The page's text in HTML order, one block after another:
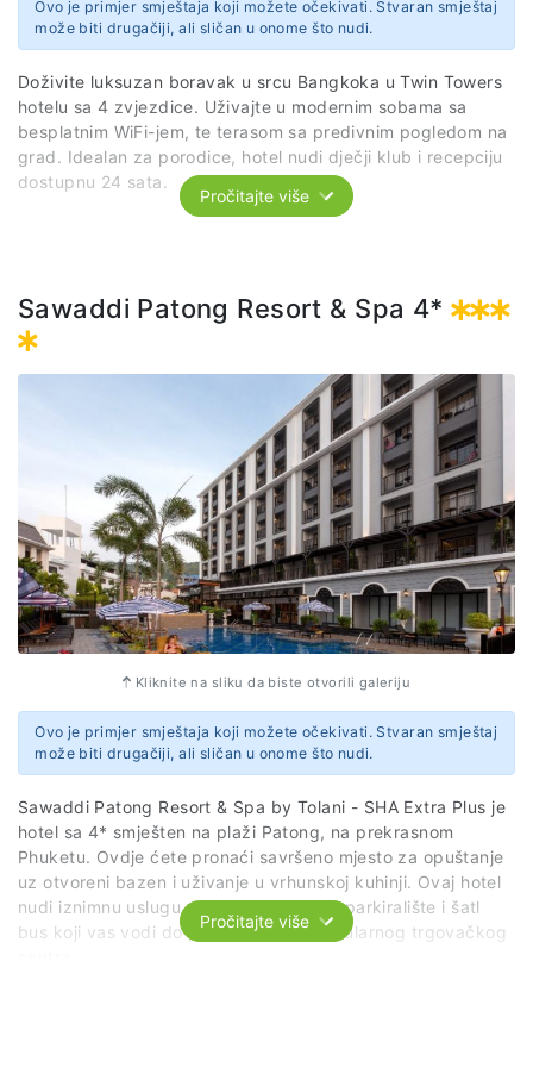
Ovo je primjer smještaja koji možete očekivati. Stvaran smještaj
može biti drugačiji, ali sličan u onome što nudi.
Doživite luksuzan boravak u srcu Bangkoka u Twin Towers
hotelu sa 4 zvjezdice. Uživajte u modernim sobama sa
besplatnim WiFi-jem, te terasom sa predivnim pogledom na
grad. Idealan za porodice, hotel nudi dječji klub i recepciju
dostupnu 24 sata.
kupatilo koje sadrži tuš i besplatne toaletne potrepštine,
jedinice u Twin Towers Hotelu imaju flat-screen TV i klima
uređaj, a odabrane sobe će vam pružiti balkon. Sve jedinice
gostima nude radni sto i kuhalo za vodu.
Posjetite obližnje atrakcije poput Jim Thompson House i
MBK centra, a na dohvat ruke su i Siam Paragon Mall te
Siam Discovery. Rezervišite svoj boravak i iskusite najbolje
što Bangkok nudi!
Web stranica
https://www.thetwintowershotel.com/
Patumwan
Pathumwan
10330 Bangkok
Thailand
Pročitajte više
Sawaddi Patong Resort & Spa 4*
Kliknite na sliku da biste otvorili galeriju
Ovo je primjer smještaja koji možete očekivati. Stvaran smještaj
može biti drugačiji, ali sličan u onome što nudi.
Sawaddi Patong Resort & Spa by Tolani - SHA Extra Plus je
hotel sa 4* smješten na plaži Patong, na prekrasnom
Phuketu. Ovdje ćete pronaći savršeno mjesto za opuštanje
uz otvoreni bazen i uživanje u vrhunskoj kuhinji. Ovaj hotel
nudi iznimnu uslugu uz besplatni Wi-Fi, parkiralište i šatl
bus koji vas vodi do plaže Patong i popularnog trgovačkog
Pročitajte više